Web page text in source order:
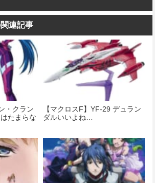
モ
アリアル 1/100
スケール 色分
け済みプラモ
デル
価格：¥4,280
連記事
・クラン
たまらな
【マクロスF】YF-29 デュラン
ダルいいよね…